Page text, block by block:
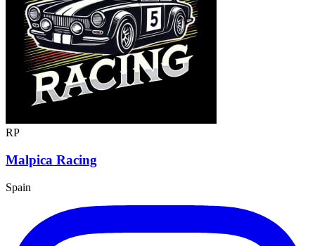
RP
Malpica Racing
Spain